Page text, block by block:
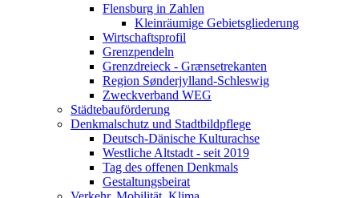
Flensburg in Zahlen
Kleinräumige Gebietsgliederung
Wirtschaftsprofil
Grenzpendeln
Grenzdreieck - Grænsetrekanten
Region Sønderjylland-Schleswig
Zweckverband WEG
Städtebauförderung
Denkmalschutz und Stadtbildpflege
Deutsch-Dänische Kulturachse
Westliche Altstadt - seit 2019
Tag des offenen Denkmals
Gestaltungsbeirat